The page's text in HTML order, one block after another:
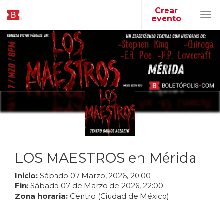
Crear
evento
LOS MAESTROS en Mérida
Inicio: Sábado 07 Marzo, 2026, 20:00
Fin: Sábado 07 de Marzo de 2026, 22:00
Zona horaria: Centro (Ciudad de México)